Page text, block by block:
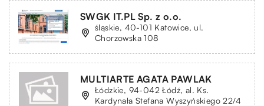
SWGK IT.PL Sp. z o.o.
śląskie, 40-101 Katowice, ul.
Chorzowska 108
MULTIARTE AGATA PAWLAK
Łódzkie, 94-042 Łódź, al. Ks.
Kardynała Stefana Wyszyńskiego 22/4